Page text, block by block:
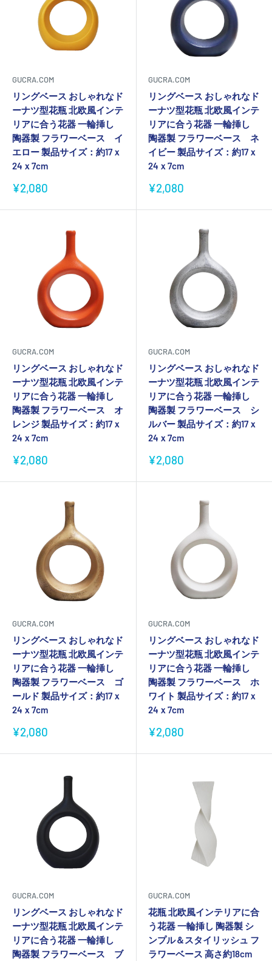
GUCRA.COM
リングベース おしゃれなド
ーナツ型花瓶 北欧風インテ
リアに合う花器 一輪挿し
陶器製 フラワーベース イ
エロー 製品サイズ：約17ｘ
24ｘ7cm
販
価
¥2,080
GUCRA.COM
リングベース おしゃれなド
ーナツ型花瓶 北欧風インテ
リアに合う花器 一輪挿し
陶器製 フラワーベース ネ
イビー 製品サイズ：約17ｘ
24ｘ7cm
販
価
¥2,080
GUCRA.COM
リングベース おしゃれなド
ーナツ型花瓶 北欧風インテ
リアに合う花器 一輪挿し
陶器製 フラワーベース オ
レンジ 製品サイズ：約17ｘ
24ｘ7cm
販
価
¥2,080
GUCRA.COM
リングベース おしゃれなド
ーナツ型花瓶 北欧風インテ
リアに合う花器 一輪挿し
陶器製 フラワーベース シ
ルバー 製品サイズ：約17ｘ
24ｘ7cm
販
価
¥2,080
GUCRA.COM
リングベース おしゃれなド
ーナツ型花瓶 北欧風インテ
リアに合う花器 一輪挿し
陶器製 フラワーベース ゴ
ールド 製品サイズ：約17ｘ
24ｘ7cm
販
価
¥2,080
GUCRA.COM
リングベース おしゃれなド
ーナツ型花瓶 北欧風インテ
リアに合う花器 一輪挿し
陶器製 フラワーベース ホ
ワイト 製品サイズ：約17ｘ
24ｘ7cm
販
価
¥2,080
GUCRA.COM
リングベース おしゃれなド
ーナツ型花瓶 北欧風インテ
リアに合う花器 一輪挿し
陶器製 フラワーベース ブ
GUCRA.COM
花瓶 北欧風インテリアに合
う花器 一輪挿し 陶器製 シ
ンプル＆スタイリッシュ フ
ラワーベース 高さ約18cm